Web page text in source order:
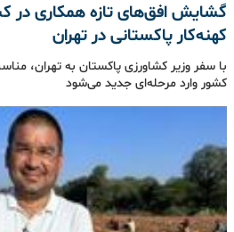
گشایش افق‌های تازه همکاری در
کهنه‌کار پاکستانی در تهران
با سفر وزیر کشاورزی پاکستان به تهران،
کشور وارد مرحله‌ای جدید می‌شود